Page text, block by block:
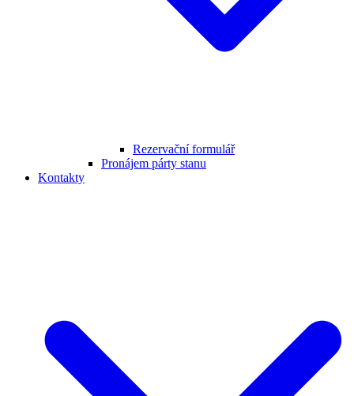
Rezervační formulář
Pronájem párty stanu
Kontakty